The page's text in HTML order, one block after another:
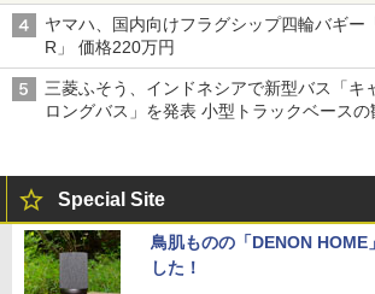
ヤマハ、国内向けフラグシップ四輪バギー
R」 価格220万円
三菱ふそう、インドネシアで新型バス「キ
ロングバス」を発表 小型トラックベースの
Special Site
鳥肌ものの「DENON HOME
した！